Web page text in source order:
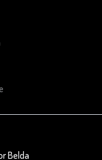
Belda